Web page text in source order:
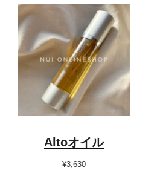
Altoオイル
¥3,630